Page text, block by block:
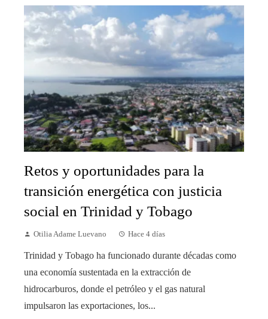
Retos y oportunidades para la
transición energética con justicia
social en Trinidad y Tobago
Otilia Adame Luevano Hace 4 días
Trinidad y Tobago ha funcionado durante décadas como
una economía sustentada en la extracción de
hidrocarburos, donde el petróleo y el gas natural
impulsaron las exportaciones, los...